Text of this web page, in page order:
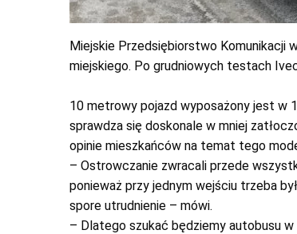
Miejskie Przedsiębiorstwo Komunikacji
miejskiego. Po grudniowych testach
10 metrowy pojazd wyposażony jest w
sprawdza się doskonale w mniej
opinie mieszkańców na temat tego
– Ostrowczanie zwracali przede
ponieważ przy jednym wejściu trzeba
spore utrudnienie – mówi.
– Dlatego szukać będziemy autobusu